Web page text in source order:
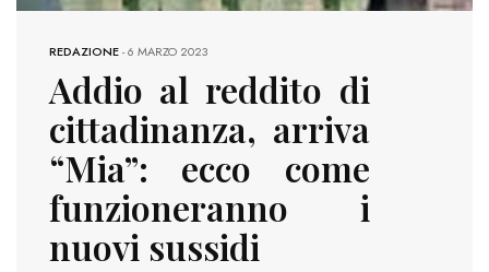
REDAZIONE-6 MARZO 2023
Addio al reddito di
cittadinanza, arriva
“Mia”: ecco come
funzioneranno i
nuovi sussidi